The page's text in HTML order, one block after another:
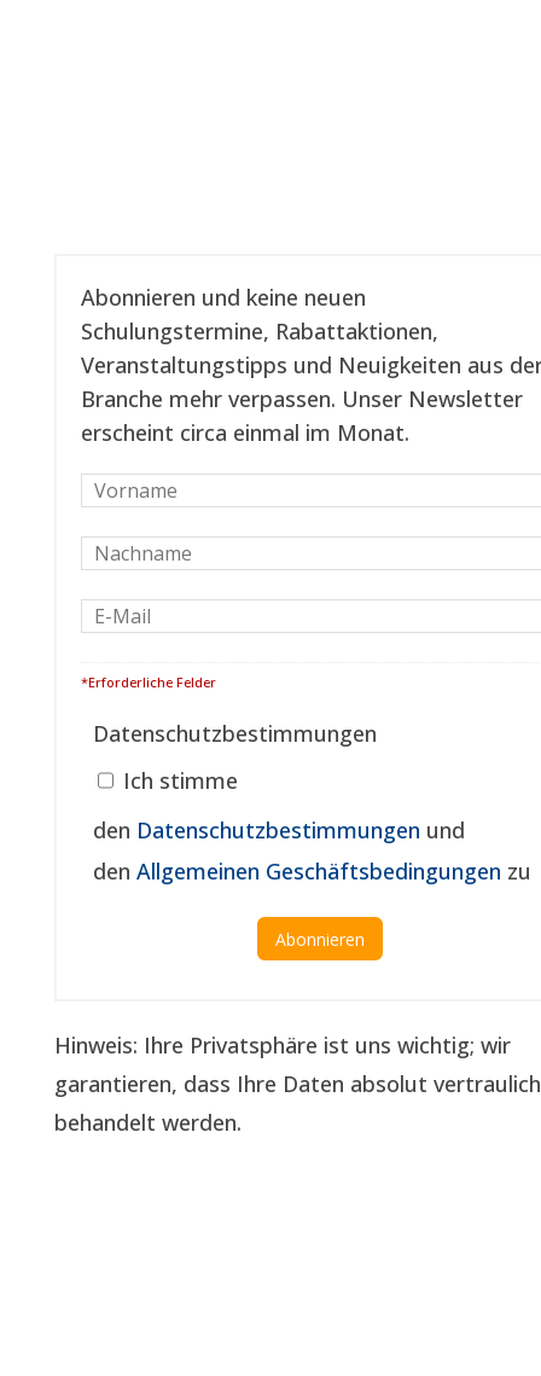
Abonnieren und keine neuen
Schulungstermine, Rabattaktionen,
Veranstaltungstipps und Neuigkeiten aus
Branche mehr verpassen. Unser Newsletter
erscheint circa einmal im Monat.
*Erforderliche Felder
Datenschutzbestimmungen
Ich stimme
den Datenschutzbestimmungen und
den Allgemeinen Geschäftsbedingungen zu
Hinweis: Ihre Privatsphäre ist uns wichtig; wir
garantieren, dass Ihre Daten absolut vertraulich
behandelt werden.